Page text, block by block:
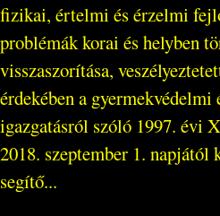
fizikai, értelmi és érzelmi
problémák korai és helyben
visszaszorítása,
érdekében a gyermekvédelmi
igazgatásról szóló 1997. évi
2018. szeptember 1. napjától
segítő...